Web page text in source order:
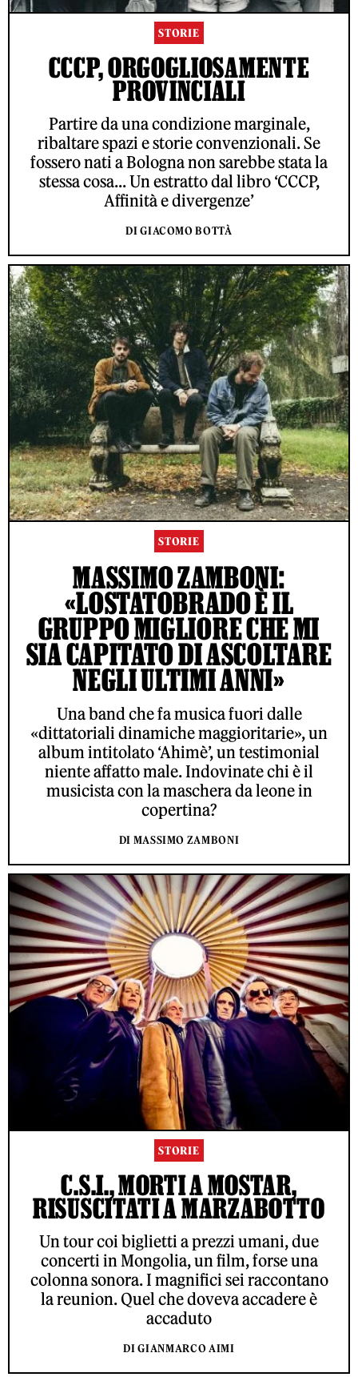
STORIE
CCCP, ORGOGLIOSAMENTE
PROVINCIALI
Partire da una condizione marginale,
ribaltare spazi e storie convenzionali. Se
fossero nati a Bologna non sarebbe stata la
stessa cosa... Un estratto dal libro ‘CCCP,
Affinità e divergenze’
DI GIACOMO BOTTÀ
STORIE
MASSIMO ZAMBONI:
«LOSTATOBRADO È IL
GRUPPO MIGLIORE CHE MI
SIA CAPITATO DI ASCOLTARE
NEGLI ULTIMI ANNI»
Una band che fa musica fuori dalle
«dittatoriali dinamiche maggioritarie», un
album intitolato ‘Ahimè’, un testimonial
niente affatto male. Indovinate chi è il
musicista con la maschera da leone in
copertina?
DI MASSIMO ZAMBONI
STORIE
C.S.I., MORTI A MOSTAR,
RISUSCITATI A MARZABOTTO
Un tour coi biglietti a prezzi umani, due
concerti in Mongolia, un film, forse una
colonna sonora. I magnifici sei raccontano
la reunion. Quel che doveva accadere è
accaduto
DI GIANMARCO AIMI